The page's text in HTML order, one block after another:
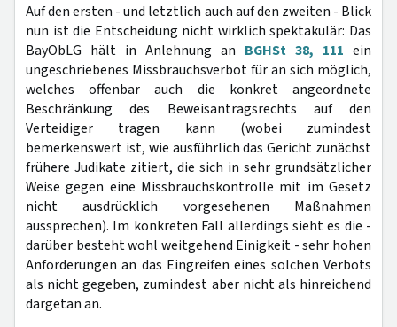
Auf den ersten - und letztlich auch auf den zweiten - Blick
nun ist die Entscheidung nicht wirklich spektakulär: Das
BayObLG hält in Anlehnung an BGHSt 38, 111 ein
ungeschriebenes Missbrauchsverbot für an sich möglich,
welches offenbar auch die konkret angeordnete
Beschränkung des Beweisantragsrechts auf den
Verteidiger tragen kann (wobei zumindest
bemerkenswert ist, wie ausführlich das Gericht zunächst
frühere Judikate zitiert, die sich in sehr grundsätzlicher
Weise gegen eine Missbrauchskontrolle mit im Gesetz
nicht ausdrücklich vorgesehenen Maßnahmen
aussprechen). Im konkreten Fall allerdings sieht es die -
darüber besteht wohl weitgehend Einigkeit - sehr hohen
Anforderungen an das Eingreifen eines solchen Verbots
als nicht gegeben, zumindest aber nicht als hinreichend
dargetan an.